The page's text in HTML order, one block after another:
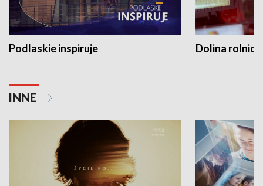
Podlaskie inspiruje Dolina
INNE